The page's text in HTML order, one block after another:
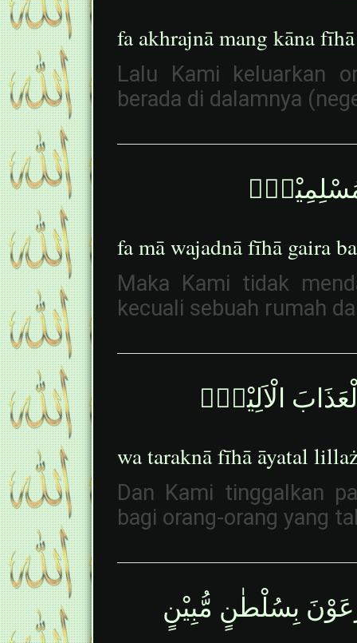
fa akhrajnā mang kāna
Lalu Kami keluarkan
berada di dalamnya
fa mā wajadnā fīhā gaira
Maka Kami tidak
kecuali sebuah rumah
الْاَلِيْمَۗ
wa taraknā fīhā āyatal
Dan Kami tinggalkan
bagi orang-orang yang
بِسُلْطٰنٍ مُّبِيْنٍ